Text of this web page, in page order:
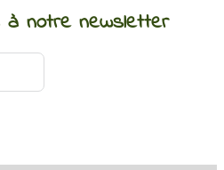
à notre newsletter